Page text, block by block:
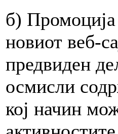
б)
новиот веб-
предвиден
осмисли
кој начин